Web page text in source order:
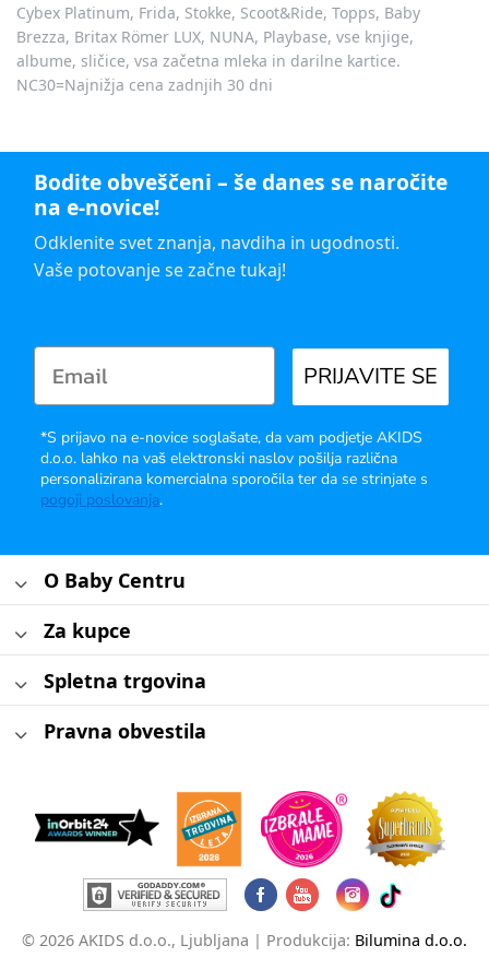
Cybex Platinum, Frida, Stokke, Scoot&Ride, Topps, Baby
Brezza, Britax Römer LUX, NUNA, Playbase, vse knjige,
albume, sličice, vsa začetna mleka in darilne kartice.
NC30=Najnižja cena zadnjih 30 dni
Bodite obveščeni – še danes se naročite
na e-novice!
Odklenite svet znanja, navdiha in ugodnosti.
Vaše potovanje se začne tukaj!
PRIJAVITE SE
*S prijavo na e-novice soglašate, da vam podjetje AKIDS
d.o.o. lahko na vaš elektronski naslov pošilja različna
personalizirana komercialna sporočila ter da se strinjate s
pogoji poslovanja.
O Baby Centru
Za kupce
Spletna trgovina
Pravna obvestila
© 2026 AKIDS d.o.o., Ljubljana | Produkcija: Bilumina d.o.o.